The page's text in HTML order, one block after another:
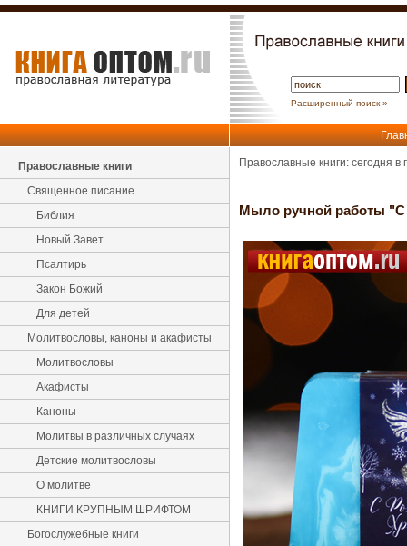
Расширенный поиск »
Православные книги
Священное писание
Библия
Новый Завет
Псалтирь
Закон Божий
Для детей
Молитвословы, каноны и акафисты
Молитвословы
Акафисты
Каноны
Молитвы в различных случаях
Детские молитвословы
О молитве
КНИГИ КРУПНЫМ ШРИФТОМ
Богослужебные книги
Православные книги: сегодня
Мыло ручной работы